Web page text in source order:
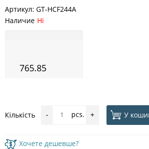
Артикул: GT-HCF244A
Наличие Ні
765.85
Кількість - pcs. + У
Хочете дешевше?